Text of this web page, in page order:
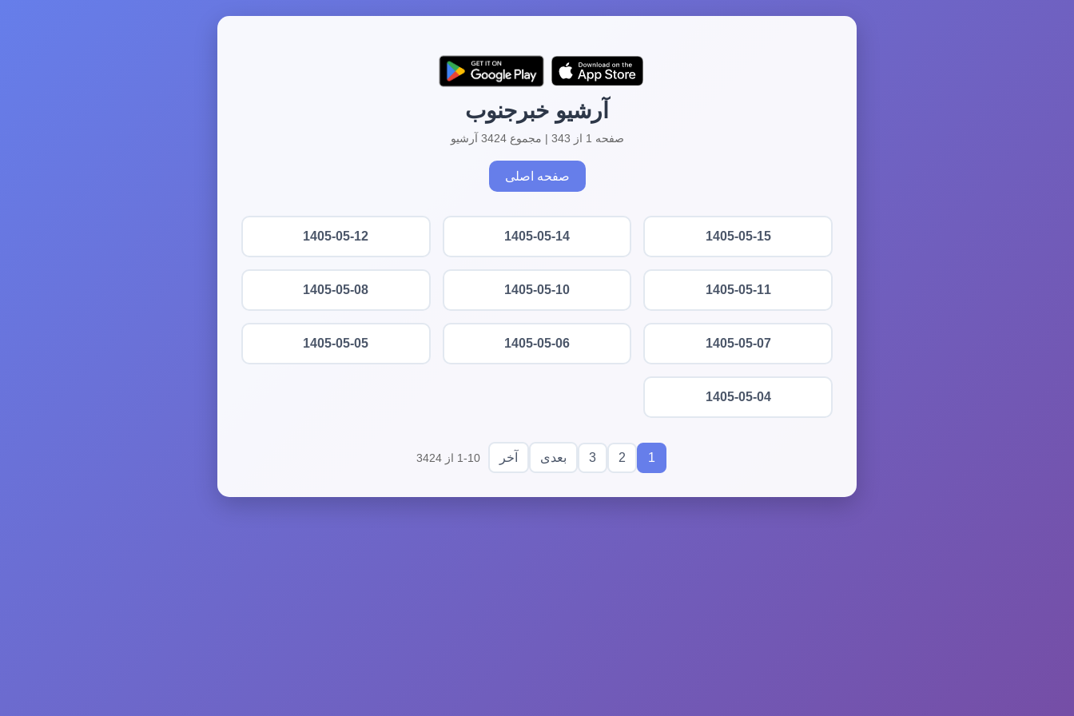
آرشیو خبرجنوب
صفحه 1 از 343 | مجموع 3424 آرشیو
صفحه اصلی
1405-05-15
1405-05-14
1405-05-12
1405-05-11
1405-05-10
1405-05-08
1405-05-07
1405-05-06
1405-05-05
1405-05-04
1
2
3 بعدی آخر 1-10 از 3424